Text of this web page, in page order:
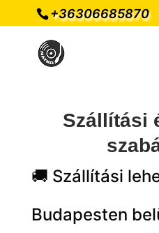
+36306685870
Szállítási
🚚 Szállítási
Budapesten